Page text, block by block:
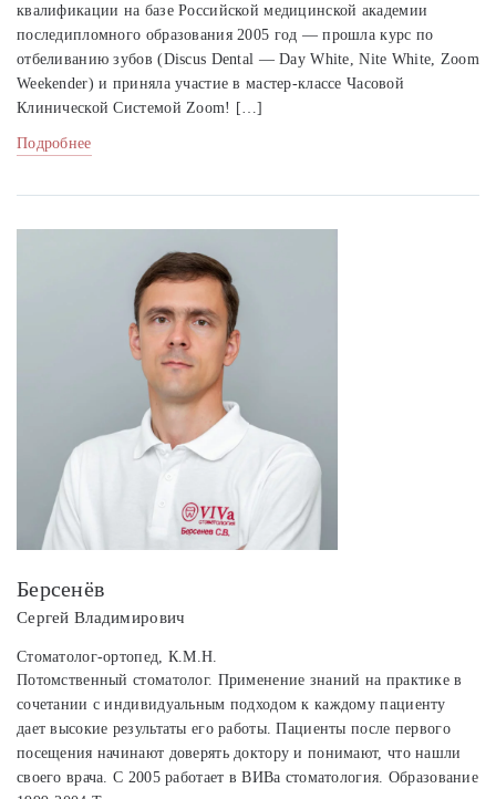
квалификации на базе Российской медицинской академии
последипломного образования 2005 год — прошла курс по
отбеливанию зубов (Discus Dental — Day White, Nite White, Zoom
Weekender) и приняла участие в мастер-классе Часовой
Клинической Системой Zoom! […]
Подробнее
Берсенёв
Сергей Владимирович
Стоматолог-ортопед, К.М.Н.
Потомственный стоматолог. Применение знаний на практике в
сочетании с индивидуальным подходом к каждому пациенту
дает высокие результаты его работы. Пациенты после первого
посещения начинают доверять доктору и понимают, что нашли
своего врача. С 2005 работает в ВИВа стоматология. Образование